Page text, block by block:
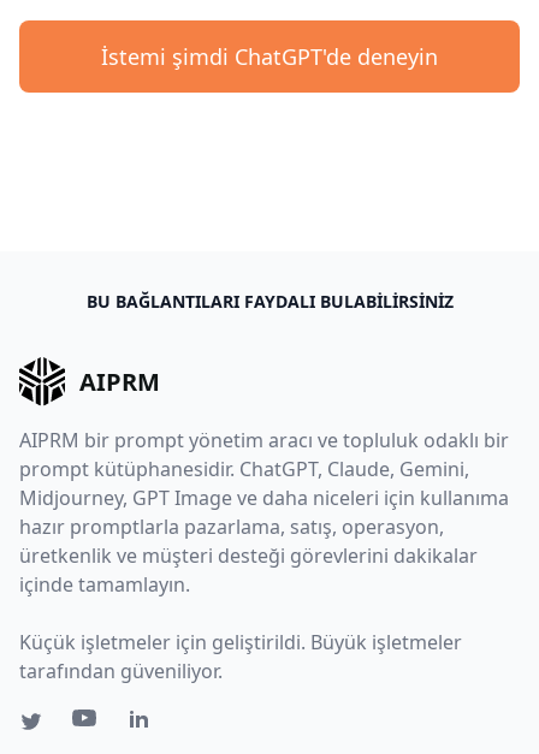
İstemi şimdi ChatGPT'de deneyin
BU BAĞLANTILARI FAYDALI BULABILIRSINIZ
AIPRM
AIPRM bir prompt yönetim aracı ve topluluk odaklı bir
prompt kütüphanesidir. ChatGPT, Claude, Gemini,
Midjourney, GPT Image ve daha niceleri için kullanıma
hazır promptlarla pazarlama, satış, operasyon,
üretkenlik ve müşteri desteği görevlerini dakikalar
içinde tamamlayın.
Küçük işletmeler için geliştirildi. Büyük işletmeler
tarafından güveniliyor.